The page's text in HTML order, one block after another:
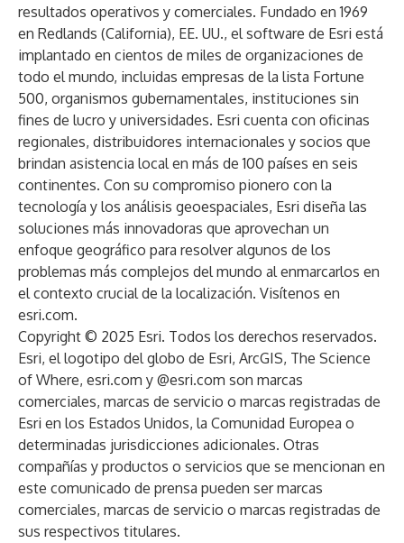
resultados operativos y comerciales. Fundado en 1969
en Redlands (California), EE. UU., el software de Esri está
implantado en cientos de miles de organizaciones de
todo el mundo, incluidas empresas de la lista Fortune
500, organismos gubernamentales, instituciones sin
fines de lucro y universidades. Esri cuenta con oficinas
regionales, distribuidores internacionales y socios que
brindan asistencia local en más de 100 países en seis
continentes. Con su compromiso pionero con la
tecnología y los análisis geoespaciales, Esri diseña las
soluciones más innovadoras que aprovechan un
enfoque geográfico para resolver algunos de los
problemas más complejos del mundo al enmarcarlos en
el contexto crucial de la localización. Visítenos en
esri.com.
Copyright © 2025 Esri. Todos los derechos reservados.
Esri, el logotipo del globo de Esri, ArcGIS, The Science
of Where, esri.com y @esri.com son marcas
comerciales, marcas de servicio o marcas registradas de
Esri en los Estados Unidos, la Comunidad Europea o
determinadas jurisdicciones adicionales. Otras
compañías y productos o servicios que se mencionan en
este comunicado de prensa pueden ser marcas
comerciales, marcas de servicio o marcas registradas de
sus respectivos titulares.